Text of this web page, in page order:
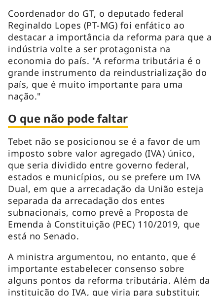
Coordenador do GT, o deputado federal
Reginaldo Lopes (PT-MG) foi enfático ao
destacar a importância da reforma para que a
indústria volte a ser protagonista na
economia do país. "A reforma tributária é o
grande instrumento da reindustrialização do
país, que é muito importante para uma
nação."
O que não pode faltar
Tebet não se posicionou se é a favor de um
imposto sobre valor agregado (IVA) único,
que seria dividido entre governo federal,
estados e municípios, ou se prefere um IVA
Dual, em que a arrecadação da União esteja
separada da arrecadação dos entes
subnacionais, como prevê a Proposta de
Emenda à Constituição (PEC) 110/2019, que
está no Senado.
A ministra argumentou, no entanto, que é
importante estabelecer consenso sobre
alguns pontos da reforma tributária. Além da
instituição do IVA, que viria para substituir,